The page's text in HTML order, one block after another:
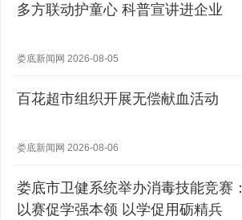
多方联动护童心 科普宣讲进企业
娄底新闻网 2026-08-05
百花超市组织开展无偿献血活动
娄底新闻网 2026-08-06
娄底市卫健系统举办消毒技能竞赛：
以赛促学强本领 以学促用砺精兵